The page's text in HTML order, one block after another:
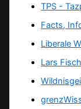
TPS -
Facts,
Liberale
Lars